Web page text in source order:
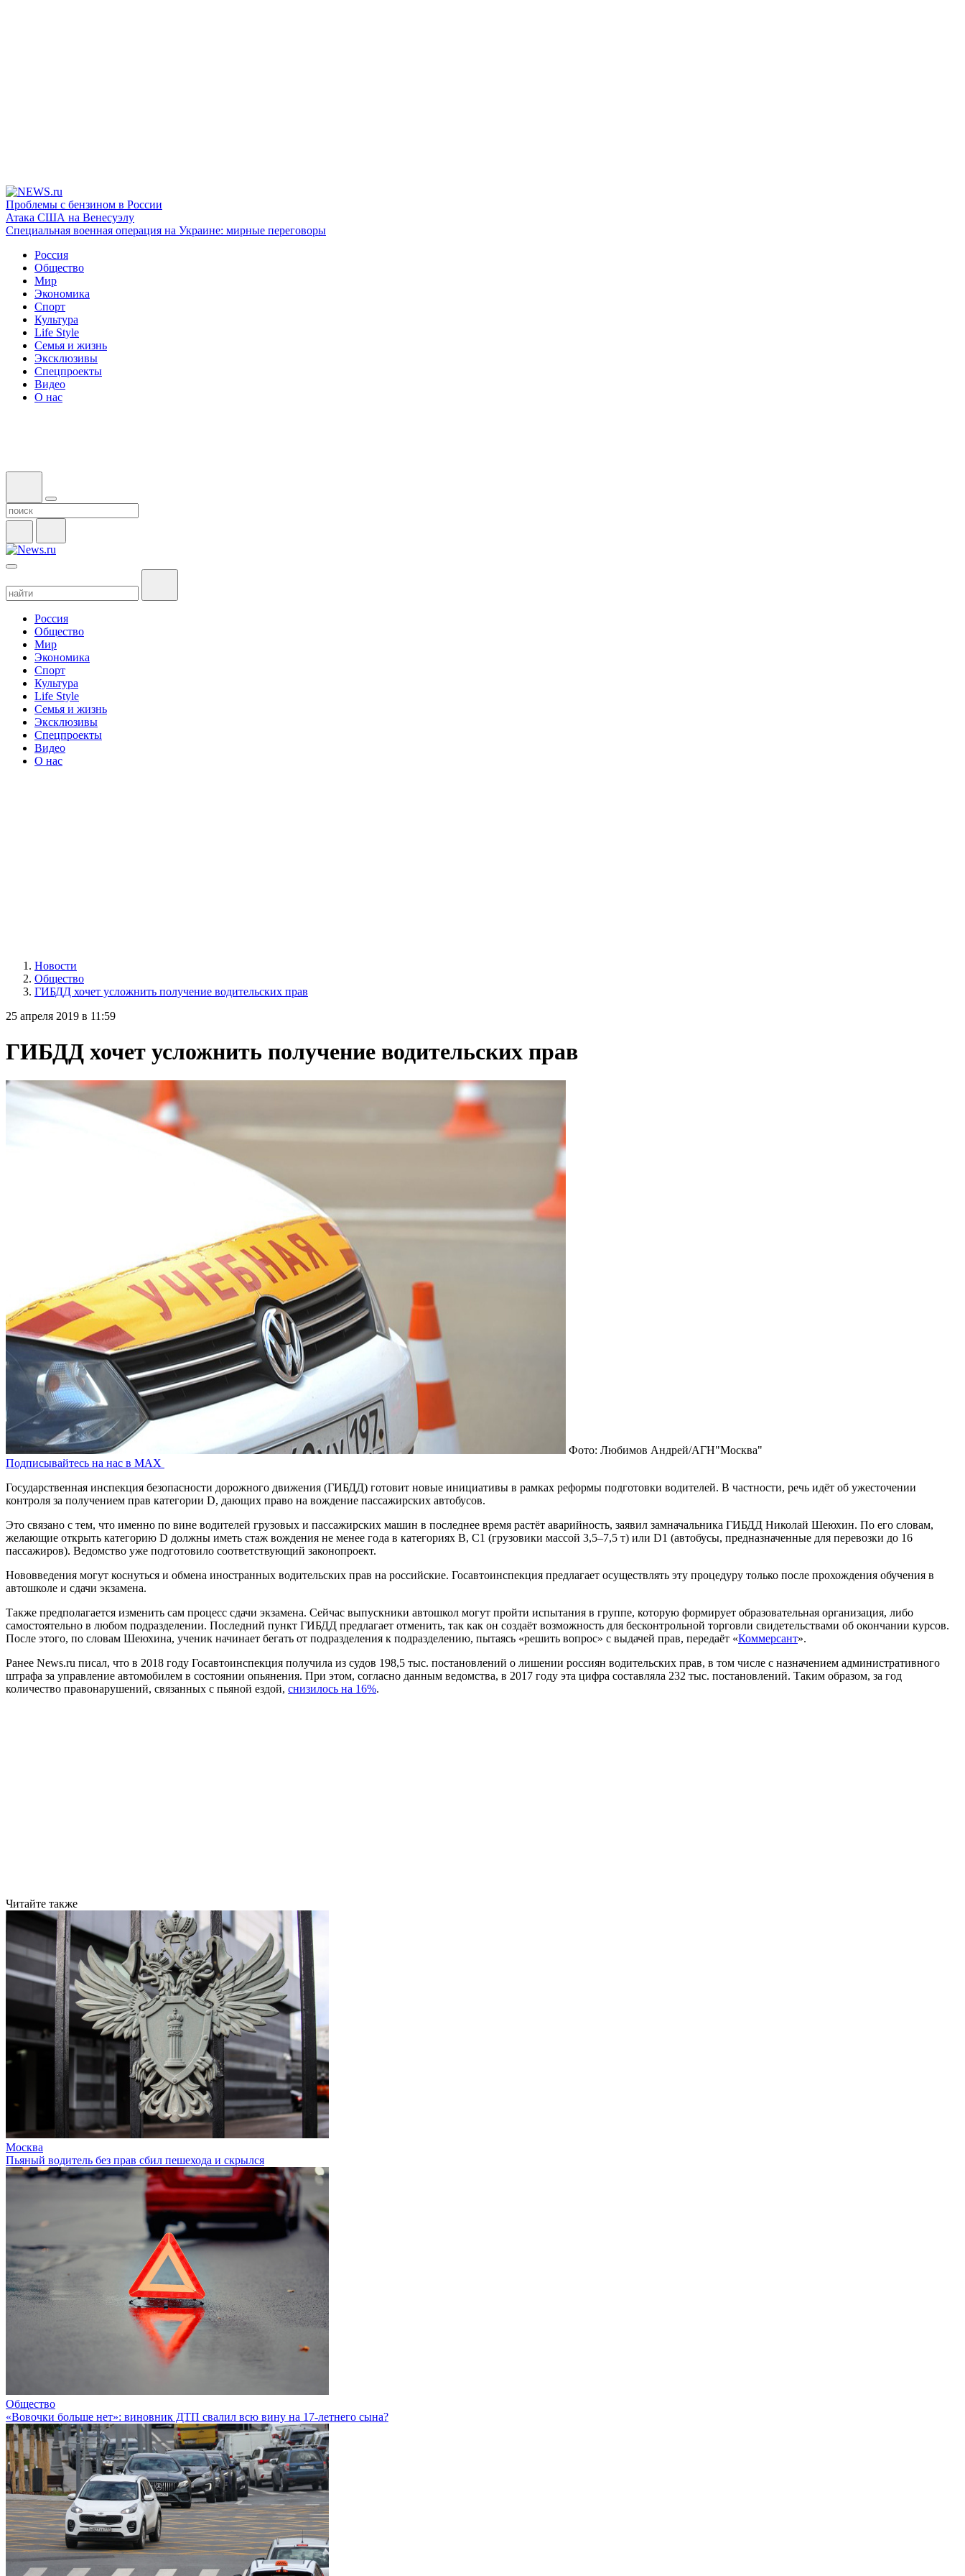
Проблемы с бензином в России
Атака США на Венесуэлу
Специальная военная операция на Украине: мирные переговоры
Россия
Общество
Мир
Экономика
Спорт
Культура
Life Style
Семья и жизнь
Эксклюзивы
Спецпроекты
Видео
О нас
Россия
Общество
Мир
Экономика
Спорт
Культура
Life Style
Семья и жизнь
Эксклюзивы
Спецпроекты
Видео
О нас
Новости
Общество
ГИБДД хочет усложнить получение водительских прав
25 апреля 2019 в 11:59
ГИБДД хочет усложнить получение водительских прав
Фото: Любимов Андрей/АГН"Москва"
Подписывайтесь на нас в MAX
Государственная инспекция безопасности дорожного движения (ГИБДД) готовит новые инициативы в рамках реформы подготовки водителей. В частности, речь идёт об ужесточении
контроля за получением прав категории D, дающих право на вождение пассажирских автобусов.
Это связано с тем, что именно по вине водителей грузовых и пассажирских машин в последнее время растёт аварийность, заявил замначальника ГИБДД Николай Шеюхин. По его словам,
желающие открыть категорию D должны иметь стаж вождения не менее года в категориях B, C1 (грузовики массой 3,5–7,5 т) или D1 (автобусы, предназначенные для перевозки до 16
пассажиров). Ведомство уже подготовило соответствующий законопроект.
Нововведения могут коснуться и обмена иностранных водительских прав на российские. Госавтоинспекция предлагает осуществлять эту процедуру только после прохождения обучения в
автошколе и сдачи экзамена.
Также предполагается изменить сам процесс сдачи экзамена. Сейчас выпускники автошкол могут пройти испытания в группе, которую формирует образовательная организация, либо
самостоятельно в любом подразделении. Последний пункт ГИБДД предлагает отменить, так как он создаёт возможность для бесконтрольной торговли свидетельствами об окончании курсов.
После этого, по словам Шеюхина, ученик начинает бегать от подразделения к подразделению, пытаясь «решить вопрос» с выдачей прав, передаёт «Коммерсант».
Ранее News.ru писал, что в 2018 году Госавтоинспекция получила из судов 198,5 тыс. постановлений о лишении россиян водительских прав, в том числе с назначением административного
штрафа за управление автомобилем в состоянии опьянения. При этом, согласно данным ведомства, в 2017 году эта цифра составляла 232 тыс. постановлений. Таким образом, за год
количество правонарушений, связанных с пьяной ездой, снизилось на 16%.
Читайте также
Москва
Пьяный водитель без прав сбил пешехода и скрылся
Общество
«Вовочки больше нет»: виновник ДТП свалил всю вину на 17-летнего сына?